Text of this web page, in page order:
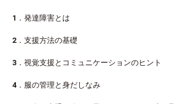
1．発達障害とは
2．支援方法の基礎
3．視覚支援とコミュニケーションのヒント
4．服の管理と身だしなみ